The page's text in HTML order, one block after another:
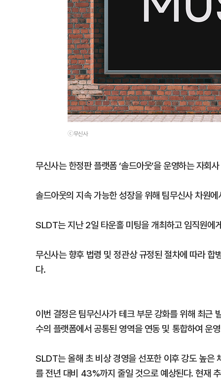
ⓒ무신사
무신사는 한정판 플랫폼 ‘솔드아웃’을 운영하는 자
솔드아웃의 지속 가능한 성장을 위해 팀무신사 차원
SLDT는 지난 2일 타운홀 미팅을 개최하고 임직원에
무신사는 향후 법령 및 정관상 규정된 절차에 따라
다.
이번 결정은 팀무신사가 테크 부문 강화를 위해 최
수의 플랫폼에서 공통된 영역을 연동 및 통합하여 운
SLDT는 올해 초 비상 경영을 선포한 이후 강도 높은
를 전년 대비 43%까지 줄일 것으로 예상된다. 현재